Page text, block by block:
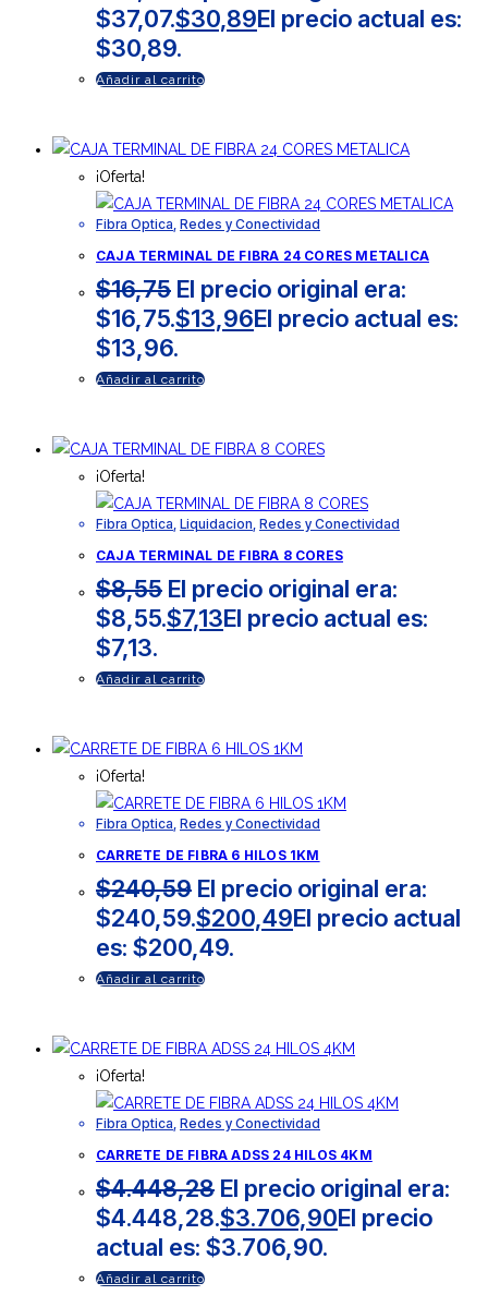
$37,07.$30,89El precio actual es:
$30,89.
Añadir al carrito
¡Oferta!
Fibra Optica Redes y Conectividad
CAJA TERMINAL DE FIBRA 24 CORES METALICA
$16,75 El precio original era:
$16,75.$13,96El precio actual es:
$13,96.
Añadir al carrito
¡Oferta!
Fibra Optica Liquidacion Redes y Conectividad
CAJA TERMINAL DE FIBRA 8 CORES
$8,55 El precio original era:
$8,55.$7,13El precio actual es:
$7,13.
Añadir al carrito
¡Oferta!
Fibra Optica Redes y Conectividad
CARRETE DE FIBRA 6 HILOS 1KM
$240,59 El precio original era:
$240,59.$200,49El precio actual
es: $200,49.
Añadir al carrito
¡Oferta!
Fibra Optica Redes y Conectividad
CARRETE DE FIBRA ADSS 24 HILOS 4KM
$4.448,28 El precio original era:
$4.448,28.$3.706,90El precio
actual es: $3.706,90.
Añadir al carrito